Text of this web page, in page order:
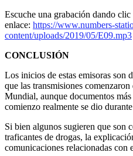
Escuche una grabación dando clic
enlace: https://www.numbers-
content/uploads/2019/05/E09.mp3
CONCLUSIÓN
Los inicios de estas emisoras son
que las transmisiones
Mundial, aunque documentos
comienzo realmente se dio
Si bien algunos sugieren que son
traficantes de drogas, la
comunicaciones relacionadas con